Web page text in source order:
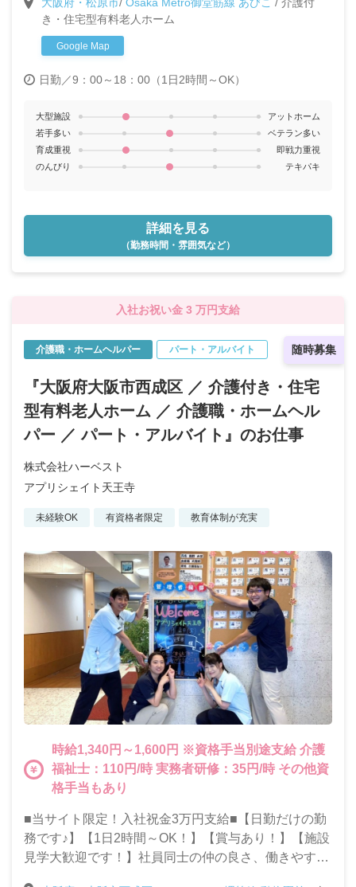
ートタイムで家庭と仕事を両立したい方大歓迎です！
◎週1～OK！車通勤もOK
き・住宅型有料老人ホーム
Google Map
日勤／9：00～18：00（1日2時間～OK）
大型施設
アットホーム
若手多い
ベテラン多い
育成重視
即戦力重視
のんびり
テキパキ
詳細を見る
（勤務時間・雰囲気など）
入社お祝い金 3 万円支給
随時募集
介護職・ホームヘルパー パート・アルバイト
『大阪府大阪市西成区 ／ 介護付き・住宅
型有料老人ホーム ／ 介護職・ホームヘル
パー ／ パート・アルバイト』のお仕事
株式会社ハーベスト
アプリシェイト天王寺
未経験OK 有資格者限定 教育体制が充実
時給1,340円～1,600円 ※資格手当別途支給 介護
福祉士：110円/時 実務者研修：35円/時 その他資
格手当もあり
■当サイト限定！入社祝金3万円支給■【日勤だけの勤
務です♪】【1日2時間～OK！】【賞与あり！】【施設
見学大歓迎です！】社員同士の仲の良さ、働きやすい